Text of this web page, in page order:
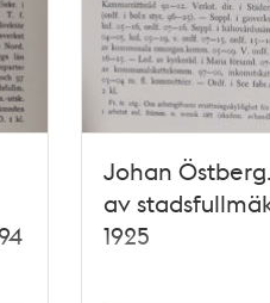
Johan
av
1925